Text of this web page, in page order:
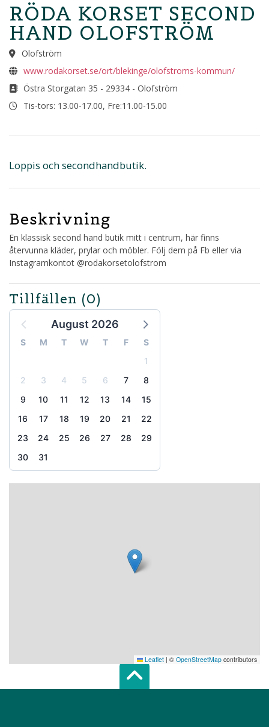
RÖDA KORSET SECOND
HAND OLOFSTRÖM
Olofström
www.rodakorset.se/ort/blekinge/olofstroms-kommun/
Östra Storgatan 35 - 29334 - Olofström
Tis-tors: 13.00-17.00, Fre:11.00-15.00
Loppis och secondhandbutik.
Beskrivning
En klassisk second hand butik mitt i centrum, här finns
återvunna kläder, prylar och möbler. Följ dem på Fb eller via
Instagramkontot @rodakorsetolofstrom
Tillfällen (0)
August 2026
S M T W T F
S
1
2
3 4 5 6 7
8
9
10 11 12 13 14
15
16
17 18 19 20 21
22
23
24 25 26 27 28
29
30
31
Leaflet | © OpenStreetMap contributors
Scroll top of